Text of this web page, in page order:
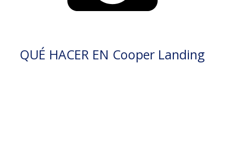
QUÉ HACER EN Cooper Landing